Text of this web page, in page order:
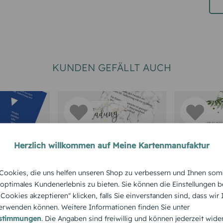
KUNDEN GEFÄLLT AUCH
18.
GEBURTSTAG
Geburtstagskarte
Rund Marmor
Palm Tree
Herzlich willkommen auf Meine Kartenmanufaktur
die uns helfen unseren Shop zu verbessern und Ihnen
Kundenerlebnis zu bieten. Sie können die Einstellungen
akzeptieren" klicken, falls Sie einverstanden sind, dass
können. Weitere Informationen finden Sie unter
. Die Angaben sind freiwillig und können jederzeit